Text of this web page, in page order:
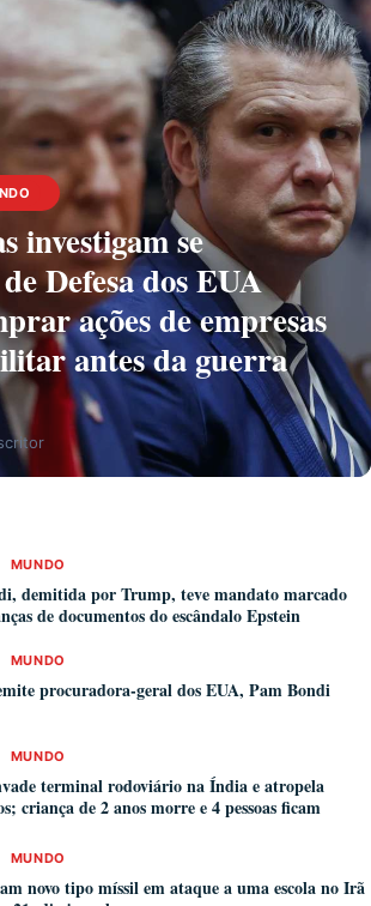
investigam se
Defesa dos EUA
ações de empresas
antes da guerra
MUNDO
demitida por Trump, teve mandato marcado
de documentos do escândalo Epstein
MUNDO
procuradora-geral dos EUA, Pam Bondi
MUNDO
terminal rodoviário na Índia e atropela
criança de 2 anos morre e 4 pessoas ficam
MUNDO
novo tipo míssil em ataque a uma escola no Irã